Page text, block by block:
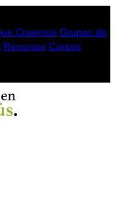
Creemos Grupos de
Recursos Cursos